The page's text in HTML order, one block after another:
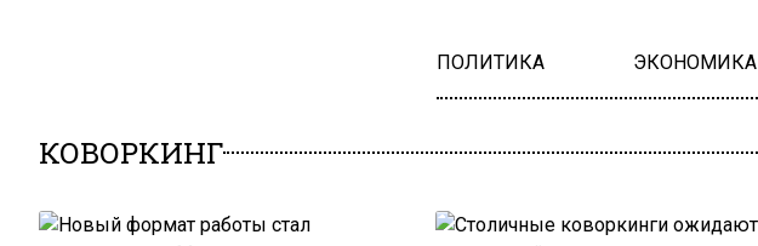
ПОЛИТИКА ЭКОНОМИКА
КОВОРКИНГ